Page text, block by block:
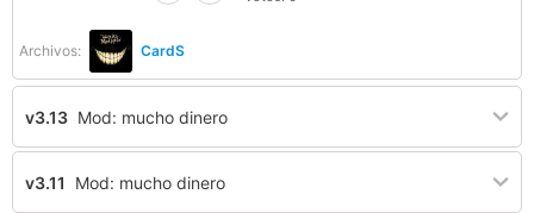
Archivos: CardS
v3.13 Mod: mucho dinero
v3.11 Mod: mucho dinero